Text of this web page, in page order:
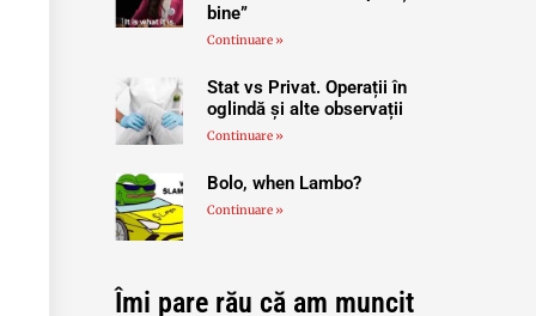
bine”
Continuare »
Stat vs Privat. Operații în
oglindă și alte observații
Continuare »
Bolo, when Lambo?
Continuare »
Îmi pare rău că am muncit